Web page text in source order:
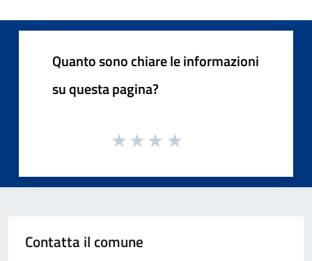
Quanto sono chiare le informazioni
su questa pagina?
Contatta il comune